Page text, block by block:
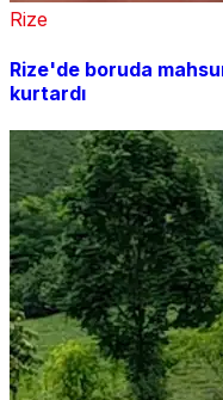
Rize
Rize'de boruda
kurtardı